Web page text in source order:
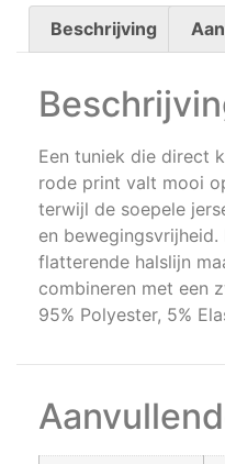
Beschrijving
Een tuniek die direct
rode print valt mooi
terwijl de soepele
en
flatterende halslijn
combineren met een
95% Polyester, 5%